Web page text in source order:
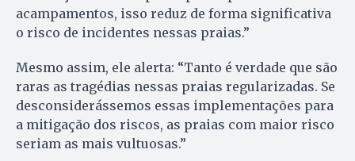
acampamentos, isso reduz de forma significativa
o risco de incidentes nessas praias.”
Mesmo assim, ele alerta: “Tanto é verdade que são
raras as tragédias nessas praias regularizadas. Se
desconsiderássemos essas implementações para
a mitigação dos riscos, as praias com maior risco
seriam as mais vultuosas.”